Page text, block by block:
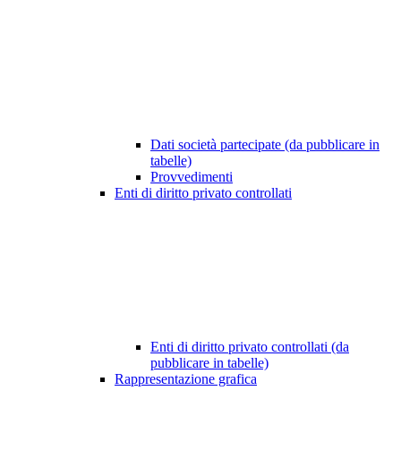
Dati società partecipate (da pubblicare in
tabelle)
Provvedimenti
Enti di diritto privato controllati
Enti di diritto privato controllati (da
pubblicare in tabelle)
Rappresentazione grafica